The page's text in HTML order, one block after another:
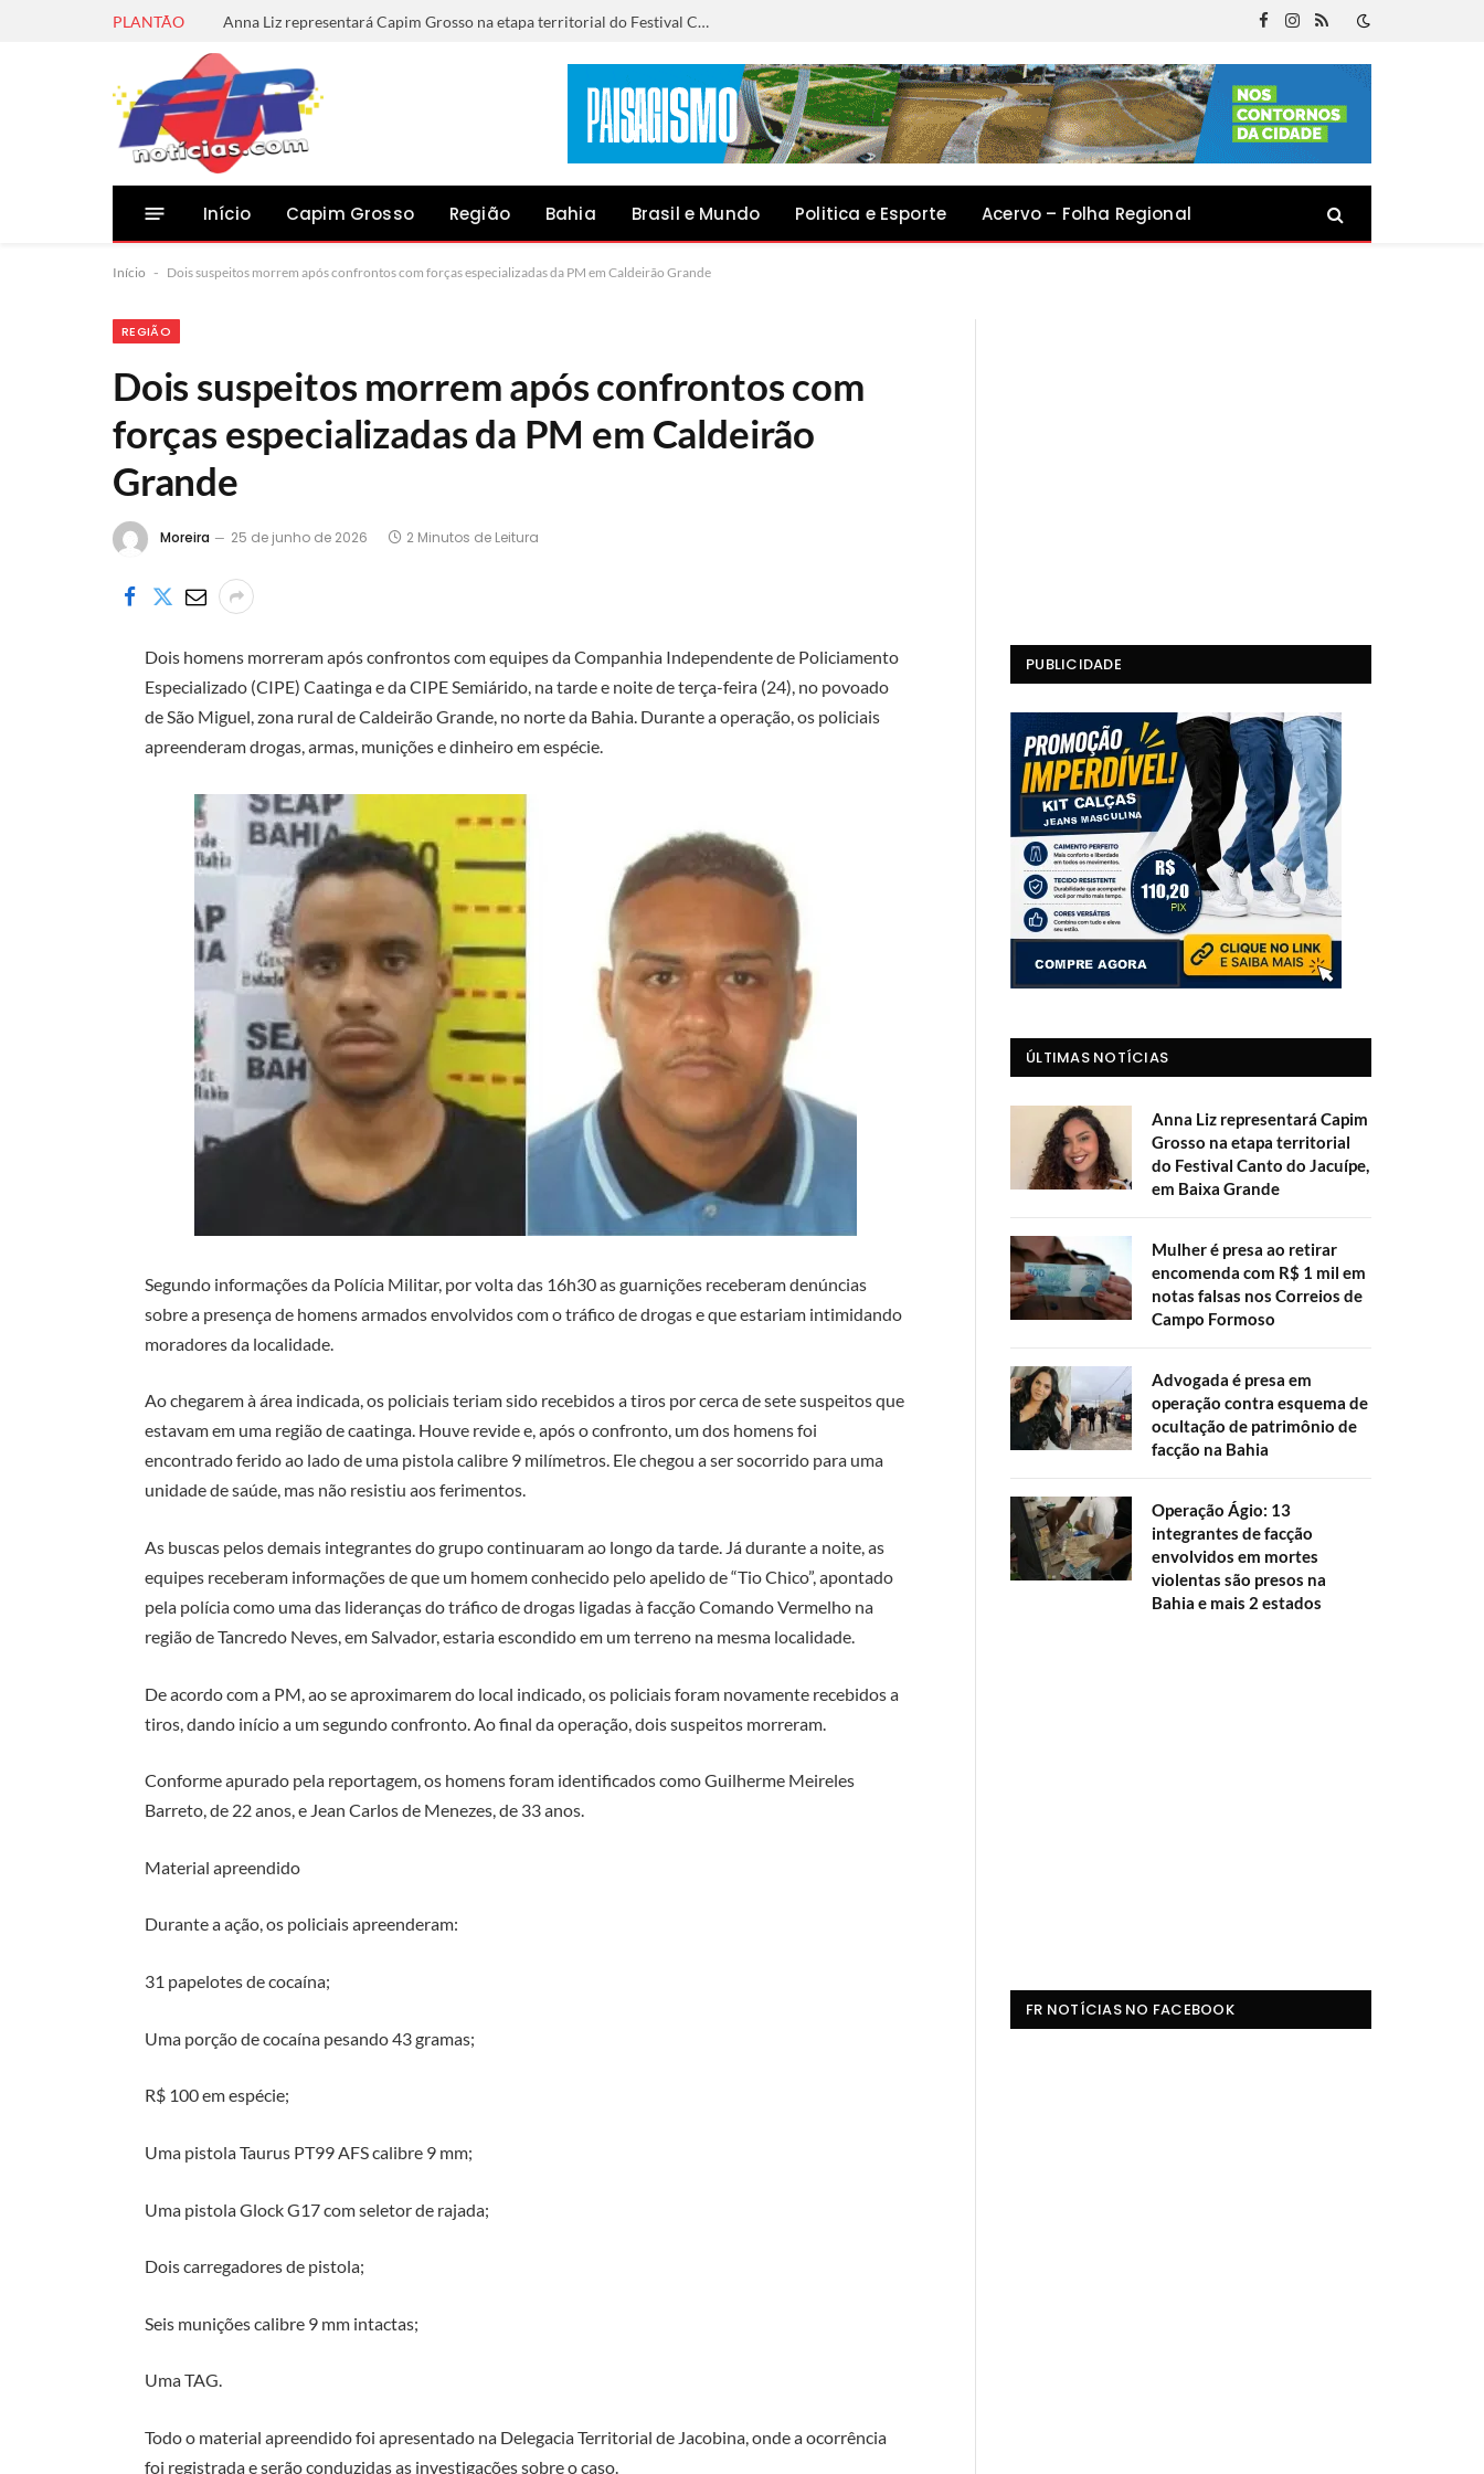
PLANTÃO Anna Liz representará Capim Grosso na etapa territorial do Festival Canto do Jacuípe, em Baixa Grande
Facebook
Instagram
RSS
Início Capim Grosso Região Bahia Brasil e Mundo Politica e Esporte Acervo – Folha Regional
Início - Dois suspeitos morrem após confrontos com forças especializadas da PM em Caldeirão Grande
REGIÃO
Dois suspeitos morrem após confrontos com
forças especializadas da PM em Caldeirão
Grande
Moreira 25 de junho de 2026 2 Minutos de Leitura
Dois homens morreram após confrontos com equipes da Companhia Independente de Policiamento
Especializado (CIPE) Caatinga e da CIPE Semiárido, na tarde e noite de terça-feira (24), no povoado
de São Miguel, zona rural de Caldeirão Grande, no norte da Bahia. Durante a operação, os policiais
apreenderam drogas, armas, munições e dinheiro em espécie.
Segundo informações da Polícia Militar, por volta das 16h30 as guarnições receberam denúncias
sobre a presença de homens armados envolvidos com o tráfico de drogas e que estariam intimidando
moradores da localidade.
Ao chegarem à área indicada, os policiais teriam sido recebidos a tiros por cerca de sete suspeitos que
estavam em uma região de caatinga. Houve revide e, após o confronto, um dos homens foi
encontrado ferido ao lado de uma pistola calibre 9 milímetros. Ele chegou a ser socorrido para uma
unidade de saúde, mas não resistiu aos ferimentos.
As buscas pelos demais integrantes do grupo continuaram ao longo da tarde. Já durante a noite, as
equipes receberam informações de que um homem conhecido pelo apelido de “Tio Chico”, apontado
pela polícia como uma das lideranças do tráfico de drogas ligadas à facção Comando Vermelho na
região de Tancredo Neves, em Salvador, estaria escondido em um terreno na mesma localidade.
De acordo com a PM, ao se aproximarem do local indicado, os policiais foram novamente recebidos a
tiros, dando início a um segundo confronto. Ao final da operação, dois suspeitos morreram.
Conforme apurado pela reportagem, os homens foram identificados como Guilherme Meireles
Barreto, de 22 anos, e Jean Carlos de Menezes, de 33 anos.
Material apreendido
Durante a ação, os policiais apreenderam:
31 papelotes de cocaína;
Uma porção de cocaína pesando 43 gramas;
R$ 100 em espécie;
Uma pistola Taurus PT99 AFS calibre 9 mm;
Uma pistola Glock G17 com seletor de rajada;
Dois carregadores de pistola;
Seis munições calibre 9 mm intactas;
Uma TAG.
Todo o material apreendido foi apresentado na Delegacia Territorial de Jacobina, onde a ocorrência
foi registrada e serão conduzidas as investigações sobre o caso.
PUBLICIDADE
ÚLTIMAS NOTÍCIAS
Anna Liz representará Capim
Grosso na etapa territorial
do Festival Canto do Jacuípe,
em Baixa Grande
Mulher é presa ao retirar
encomenda com R$ 1 mil em
notas falsas nos Correios de
Campo Formoso
Advogada é presa em
operação contra esquema de
ocultação de patrimônio de
facção na Bahia
Operação Ágio: 13
integrantes de facção
envolvidos em mortes
violentas são presos na
Bahia e mais 2 estados
FR NOTÍCIAS NO FACEBOOK